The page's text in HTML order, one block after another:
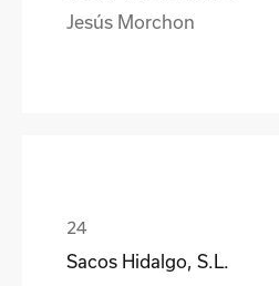
Jesús Morchon
Sacos Hidalgo, S.L.